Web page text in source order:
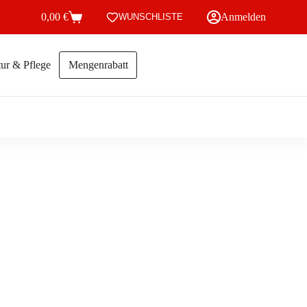
Warenkorb
0,00 € WUNSCHLISTE Anmelden
& Pflege Mengenrabatt